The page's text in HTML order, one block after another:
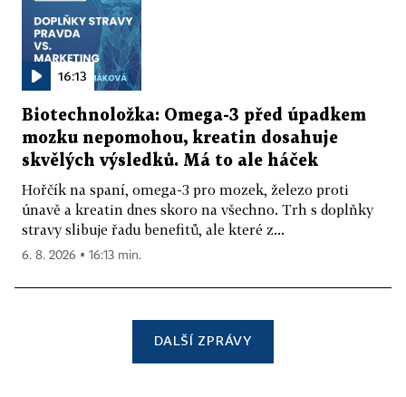
16:13
Biotechnoložka: Omega-3 před úpadkem
mozku nepomohou, kreatin dosahuje
skvělých výsledků. Má to ale háček
Hořčík na spaní, omega-3 pro mozek, železo proti
únavě a kreatin dnes skoro na všechno. Trh s doplňky
stravy slibuje řadu benefitů, ale které z...
6. 8. 2026 ▪ 16:13 min.
DALŠÍ ZPRÁVY